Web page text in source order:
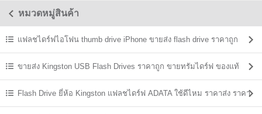
หมวดหมู่สินค้า
แฟลชไดร์ฟไอโฟน thumb drive iPhone ขายส่ง flash drive ราคาถูก
ขายส่ง Kingston USB Flash Drives ราคาถูก ขายทรัมไดร์ฟ ของแท้
Flash Drive ยี่ห้อ Kingston แฟลชไดร์ฟ ADATA ใช้ดีไหม ราคาส่ง ราคา